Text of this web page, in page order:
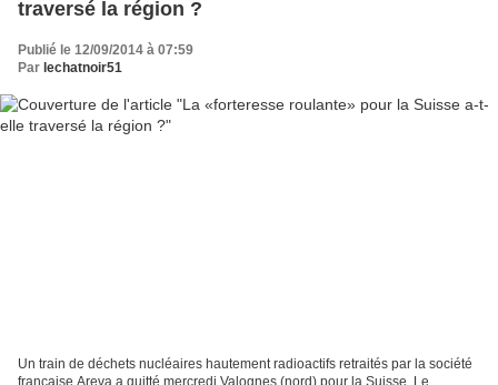
traversé la région ?
Publié le 12/09/2014 à 07:59
Par lechatnoir51
Un train de déchets nucléaires hautement radioactifs retraités par la société
française Areva a quitté mercredi Valognes (nord) pour la Suisse. Le